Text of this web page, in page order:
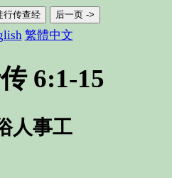
行传查经 后一页 ->
繁體中文
6:1-15
人事工